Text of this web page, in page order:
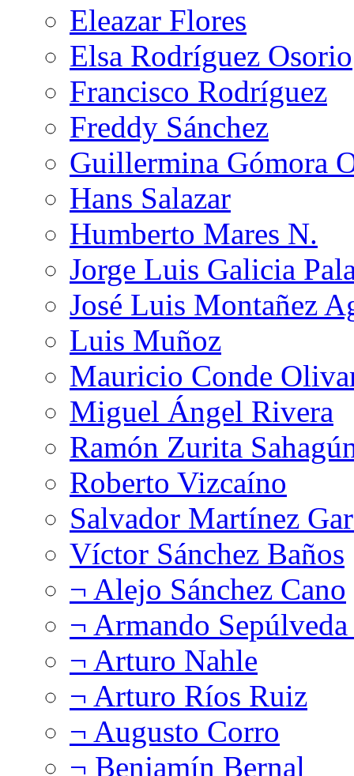
Eleazar Flores
Elsa Rodríguez Osorio
Francisco Rodríguez
Freddy Sánchez
Guillermina Gómora
Hans Salazar
Humberto Mares N.
Jorge Luis Galicia
José Luis Montañez
Luis Muñoz
Mauricio Conde
Miguel Ángel Rivera
Ramón Zurita
Roberto Vizcaíno
Salvador Martínez
Víctor Sánchez Baños
¬ Alejo Sánchez Cano
¬ Armando
¬ Arturo Nahle
¬ Arturo Ríos Ruiz
¬ Augusto Corro
¬ Benjamín Bernal